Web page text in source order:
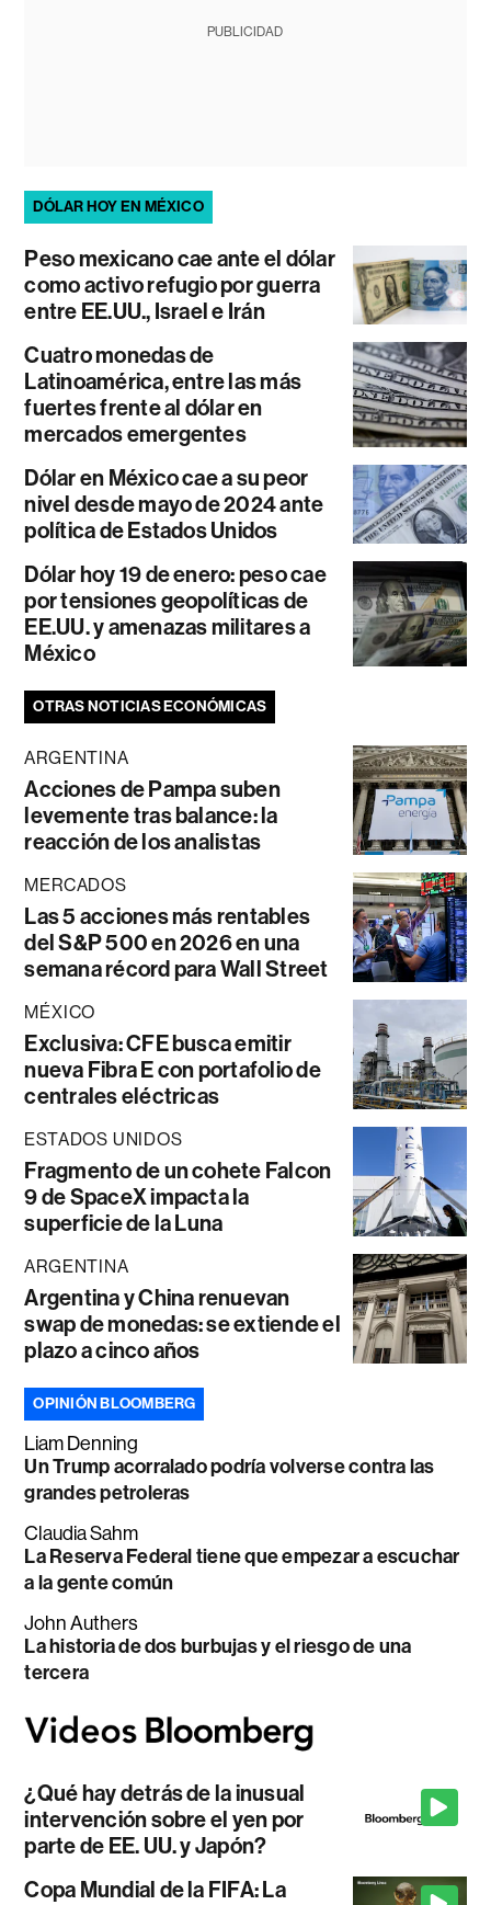
PUBLICIDAD
DÓLAR HOY EN MÉXICO
Peso mexicano cae ante el dólar
como activo refugio por guerra
entre EE.UU., Israel e Irán
Cuatro monedas de
Latinoamérica, entre las más
fuertes frente al dólar en
mercados emergentes
Dólar en México cae a su peor
nivel desde mayo de 2024 ante
política de Estados Unidos
Dólar hoy 19 de enero: peso cae
por tensiones geopolíticas de
EE.UU. y amenazas militares a
México
OTRAS NOTICIAS ECONÓMICAS
ARGENTINA
Acciones de Pampa suben
levemente tras balance: la
reacción de los analistas
MERCADOS
Las 5 acciones más rentables
del S&P 500 en 2026 en una
semana récord para Wall Street
MÉXICO
Exclusiva: CFE busca emitir
nueva Fibra E con portafolio de
centrales eléctricas
ESTADOS UNIDOS
Fragmento de un cohete Falcon
9 de SpaceX impacta la
superficie de la Luna
ARGENTINA
Argentina y China renuevan
swap de monedas: se extiende el
plazo a cinco años
OPINIÓN BLOOMBERG
Liam Denning
Un Trump acorralado podría volverse contra las
grandes petroleras
Claudia Sahm
La Reserva Federal tiene que empezar a escuchar
a la gente común
John Authers
La historia de dos burbujas y el riesgo de una
tercera
¿Qué hay detrás de la inusual
intervención sobre el yen por
parte de EE. UU. y Japón?
Copa Mundial de la FIFA: La